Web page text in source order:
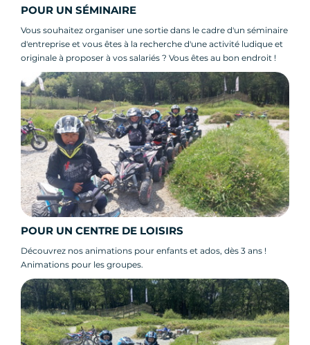
POUR UN SÉMINAIRE
Vous souhaitez organiser une sortie dans le cadre d'un séminaire
d'entreprise et vous êtes à la recherche d'une activité ludique et
originale à proposer à vos salariés ? Vous êtes au bon endroit !
POUR UN CENTRE DE LOISIRS
Découvrez nos animations pour enfants et ados, dès 3 ans !
Animations pour les groupes.